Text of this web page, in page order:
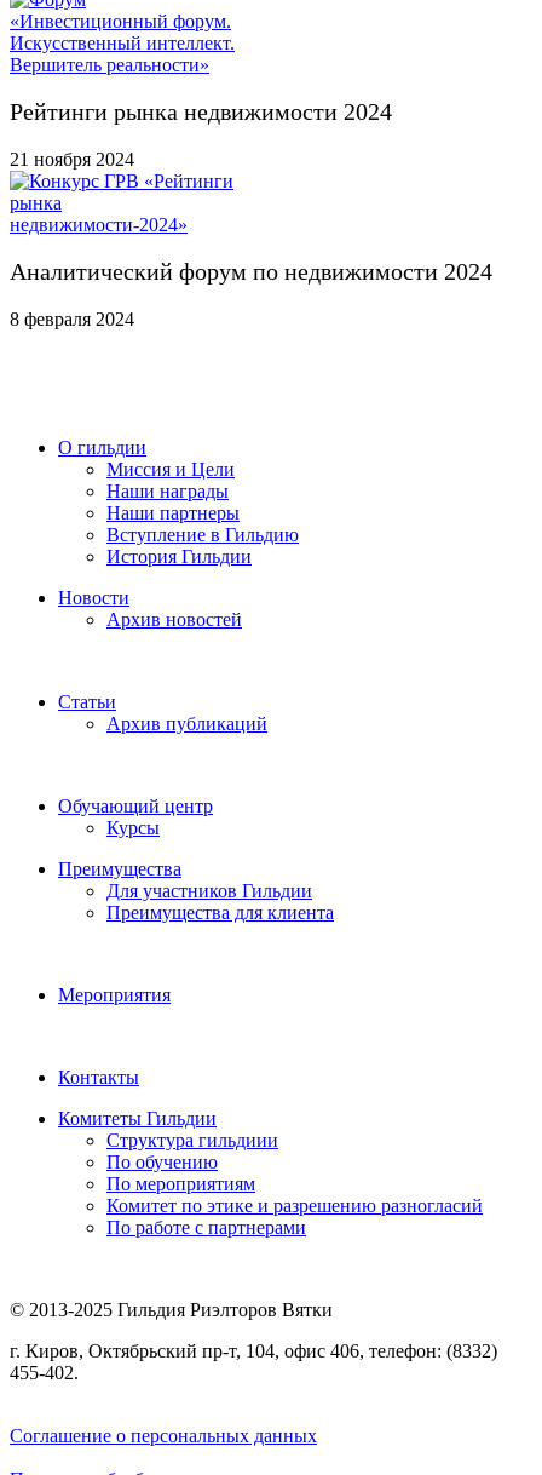
Рейтинги рынка недвижимости 2024
21 ноября 2024
Аналитический форум по недвижимости 2024
8 февраля 2024
О гильдии
Миссия и Цели
Наши награды
Наши партнеры
Вступление в Гильдию
История Гильдии
Новости
Архив новостей
Статьи
Архив публикаций
Обучающий центр
Курсы
Преимущества
Для участников Гильдии
Преимущества для клиента
Мероприятия
Контакты
Комитеты Гильдии
Структура гильдиии
По обучению
По мероприятиям
Комитет по этике и разрешению разногласий
По работе с партнерами
© 2013-2025 Гильдия Риэлторов Вятки
г. Киров, Октябрьский пр-т, 104, офис 406, телефон: (8332)
455-402.
Соглашение о персональных данных